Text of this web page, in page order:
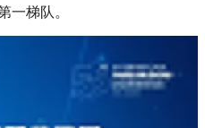
一梯队。